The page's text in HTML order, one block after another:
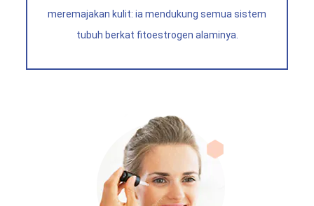
meremajakan kulit: ia mendukung semua sistem
tubuh berkat fitoestrogen alaminya.